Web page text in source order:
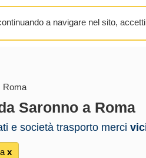
a navigare nel sito,
Roma
Saronno a Roma
e società trasporto merci
х